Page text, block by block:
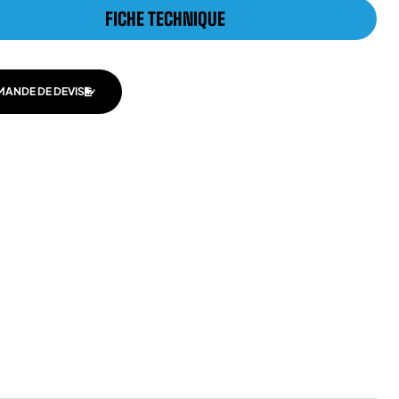
FICHE TECHNIQUE
DE DEVIS